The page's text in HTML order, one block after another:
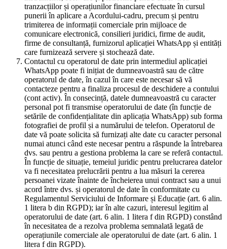
tranzacțiilor și operațiunilor financiare efectuate în cursul
punerii în aplicare a Acordului-cadru, precum și pentru
trimiterea de informații comerciale prin mijloace de
comunicare electronică, consilieri juridici, firme de audit,
firme de consultanță, furnizorul aplicației WhatsApp și entități
care furnizează servere și stochează date.
Contactul cu operatorul de date prin intermediul aplicației
WhatsApp poate fi inițiat de dumneavoastră sau de către
operatorul de date, în cazul în care este necesar să vă
contacteze pentru a finaliza procesul de deschidere a contului
(cont activ). În consecință, datele dumneavoastră cu caracter
personal pot fi transmise operatorului de date (în funcție de
setările de confidențialitate din aplicația WhatsApp) sub forma
fotografiei de profil și a numărului de telefon. Operatorul de
date vă poate solicita să furnizați alte date cu caracter personal
numai atunci când este necesar pentru a răspunde la întrebarea
dvs. sau pentru a gestiona problema la care se referă contactul.
În funcție de situație, temeiul juridic pentru prelucrarea datelor
va fi necesitatea prelucrării pentru a lua măsuri la cererea
persoanei vizate înainte de încheierea unui contract sau a unui
acord între dvs. și operatorul de date în conformitate cu
Regulamentul Serviciului de Informare și Educație (art. 6 alin.
1 litera b din RGPD); iar în alte cazuri, interesul legitim al
operatorului de date (art. 6 alin. 1 litera f din RGPD) constând
în necesitatea de a rezolva problema semnalată legată de
operațiunile comerciale ale operatorului de date (art. 6 alin. 1
litera f din RGPD).